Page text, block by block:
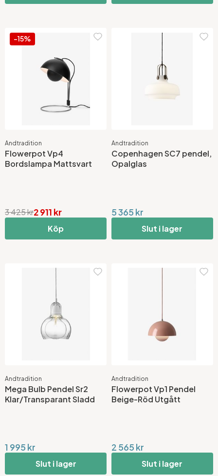
-15%
Andtradition
Flowerpot Vp4
Bordslampa Mattsvart
2 911 kr
3 425 kr
Köp
Andtradition
Copenhagen SC7 pendel,
Opalglas
5 365 kr
Slut i lager
Andtradition
Mega Bulb Pendel Sr2
Klar/Transparant Sladd
1 995 kr
Slut i lager
Andtradition
Flowerpot Vp1 Pendel
Beige-Röd Utgått
2 565 kr
Slut i lager